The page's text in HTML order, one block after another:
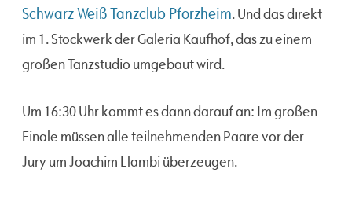
Schwarz Weiß Tanzclub Pforzheim. Und das direkt
im 1. Stockwerk der Galeria Kaufhof, das zu einem
großen Tanzstudio umgebaut wird.
Um 16:30 Uhr kommt es dann darauf an: Im großen
Finale müssen alle teilnehmenden Paare vor der
Jury um Joachim Llambi überzeugen.